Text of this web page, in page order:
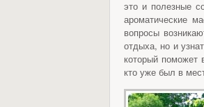
это и полезные
ароматические
вопросы
отдыха, но и
который поможет
кто уже был в